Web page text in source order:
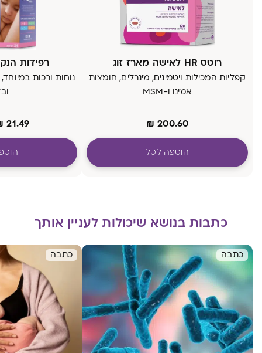
רוטס HR לאישה מארז זוג
קפליות המכילות ויטמינים, מינרלים, חומצות
אמינו ו-MSM
₪ 200.60
הוספה לסל
רפידות
נוחות ורכות
21.49
כתבות בנושא שיכולות לעניין אותך
כתבה כתבה